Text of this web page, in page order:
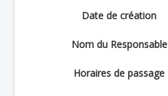
Date de création
Nom du Responsable
Horaires de passage